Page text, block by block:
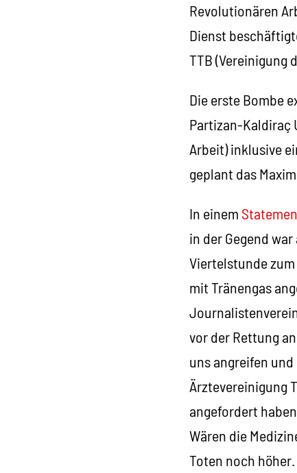
Revolutionären
Dienst
TTB (Vereinigung
Die erste Bombe
Partizan-Kaldiraç
Arbeit) inklusive
geplant das
In einem
in der Gegend
Viertelstunde zum
mit Tränengas
vor der Rettung
uns angreifen
Ärztevereinigung
angefordert
Wären die
Toten noch höher.